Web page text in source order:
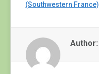
(Southwestern France)
Author: